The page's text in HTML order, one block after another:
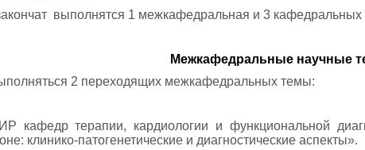
выполнятся 1 межкафедральная и 3
Межкафедральные научные
2 переходящих межкафедральных темы:
кафедр терапии, кардиологии и функциональной
клинико-патогенетические и диагностические аспекты».